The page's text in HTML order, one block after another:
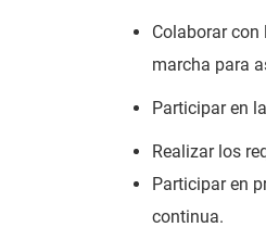
Colaborar
marcha para
Participar en
Realizar los
Participar en
continua.